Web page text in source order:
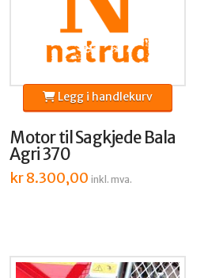
Motor til Sagkjede Bala
Agri 370
kr8.300,00 inkl. mva.
Legg i handlekurv